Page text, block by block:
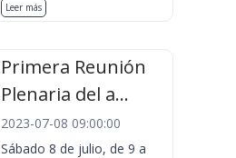
Leer más
Primera Reunión
Plenaria del a...
2023-07-08 09:00:00
Sábado 8 de julio, de 9 a